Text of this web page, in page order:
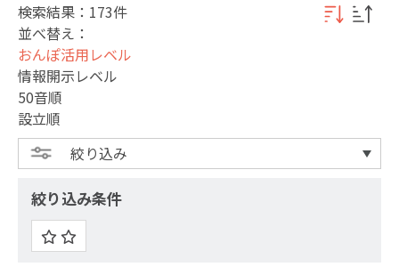
検索結果：173件
並べ替え：
おんぽ活用レベル
情報開示レベル
50音順
設立順
絞り込み
絞り込み条件